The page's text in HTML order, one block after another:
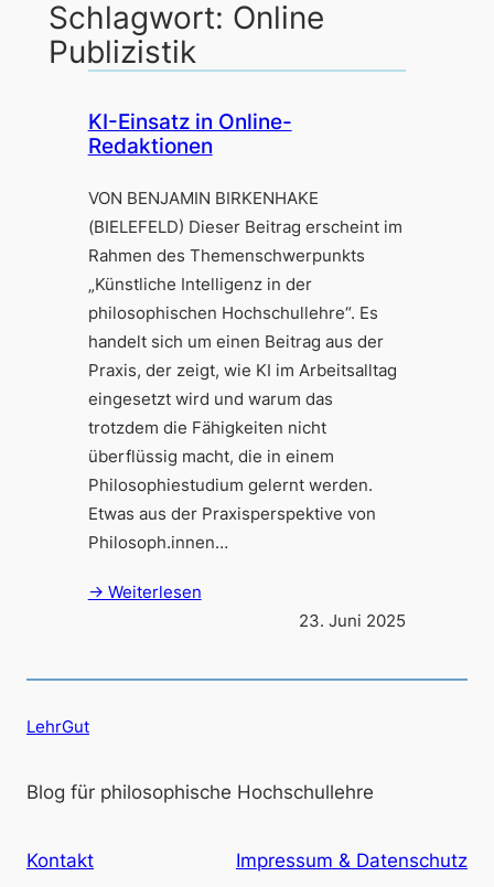
Schlagwort: Online
Publizistik
KI-Einsatz in Online-
Redaktionen
VON BENJAMIN BIRKENHAKE
(BIELEFELD) Dieser Beitrag erscheint im
Rahmen des Themenschwerpunkts
„Künstliche Intelligenz in der
philosophischen Hochschullehre“. Es
handelt sich um einen Beitrag aus der
Praxis, der zeigt, wie KI im Arbeitsalltag
eingesetzt wird und warum das
trotzdem die Fähigkeiten nicht
überflüssig macht, die in einem
Philosophiestudium gelernt werden.
Etwas aus der Praxisperspektive von
Philosoph.innen…
→ Weiterlesen
23. Juni 2025
LehrGut
Blog für philosophische Hochschullehre
Kontakt Impressum & Datenschutz